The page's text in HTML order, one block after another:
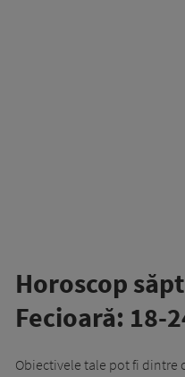
Horoscop
Fecioară: 18-
Obiectivele tale pot fi dintre